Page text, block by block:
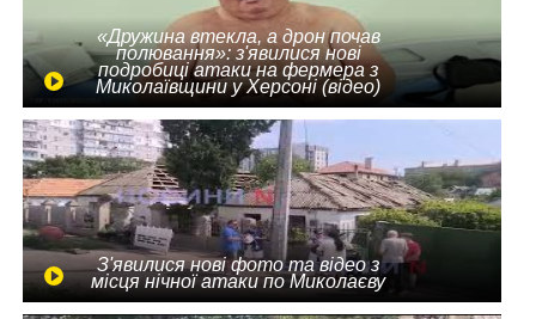
«Дружина втекла, а дрон почав
полювання»: з'явилися нові
подробиці атаки на фермера з
Миколаївщини у Херсоні (відео)
З'явилися нові фото та відео з
місця нічної атаки по Миколаєву